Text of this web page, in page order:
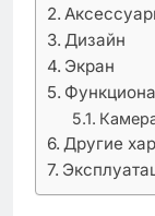
Дизайн
Экран
Другие